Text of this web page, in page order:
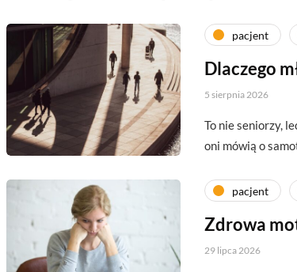
pacjent
Dlaczego
5 sierpnia 2026
To nie seniorzy,
oni mówią o
pacjent
Zdrowa
29 lipca 2026